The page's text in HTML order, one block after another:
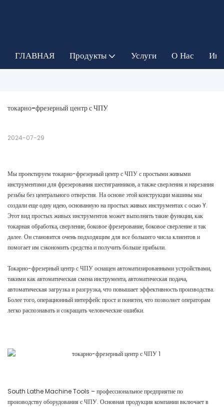
ГЛАВНАЯ Продукты Услуги О Нас
токарно-фрезерный центр с ЧПУ
2024-07-29
Мы проектируем токарно-фрезерный центр с ЧПУ с простыми живыми
инструментами для фрезерования шестигранников, а также сверления и нарезания
резьбы без центрального отверстия. На основе этой конструкции машины мы
создали еще одну идею, основанную на простых живых инструментах с осью Y.
Этот вид простых живых инструментов может выполнять такие функции, как
токарная обработка, сверление, боковое фрезерование, боковое сверление и так
далее. Он становится очень подходящим для все большего числа клиентов и
помогает им сэкономить средства и получить больше прибыли.
Токарно-фрезерный центр с ЧПУ оснащен автоматизированными устройствами,
такими как автоматическая смена инструмента, автоматическая подача,
автоматическая загрузка и разгрузка, что повышает эффективность производства.
Более того, операционный интерфейс прост и понятен, что позволяет операторам
легко распознавать и сокращать человеческие ошибки.
South Lathe Machine Tools – профессиональное предприятие по
производству оборудования с ЧПУ. Основная продукция компании включает в